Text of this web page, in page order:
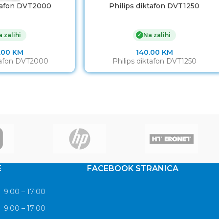
DVT2000
zalihi
KM
DVT2000
Philips diktafon DVT1250
✓ Na zalihi
140.00 KM
Philips diktafon DVT1250
9:00 – 17:00
9:00 – 17:00
FACEBOOK STRANICA